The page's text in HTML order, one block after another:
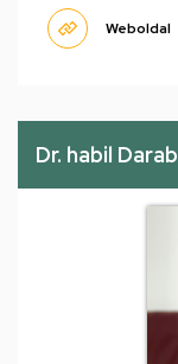
Weboldal
Dr. habil